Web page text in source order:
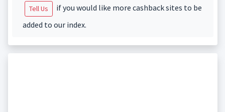
Tell Us
if you would like more cashback sites to be
added to our index.